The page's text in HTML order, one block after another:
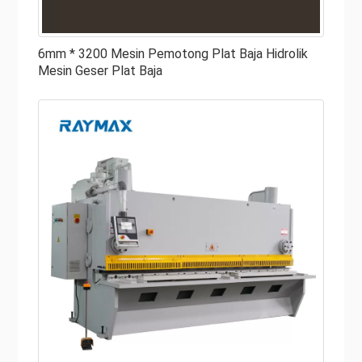
● Lengan Kuadrat
sudut 90 derajat. Lengan kuadrat harus aman dan akurat.
Lihatlah rekayasa dan pembuatan lengan untuk
mendapatkan gagasan yang lebih baik tentang apakah itu
akan bekerja untuk Anda atau tidak. Beberapa lengan
menawarkan panduan pengukuran untuk memudahkan
pengelolaan material di tempat tidur. Selain itu, lengan
pengkuadrat harus sama atau lebih panjang dari panjang
bilah geser, yang akan membantu Anda saat Anda
membutuhkan ruang kerja di sekitar bilah.
6mm * 3200 Mesin Pemotong Plat Baja Hidrolik
Mesin Geser Plat Baja